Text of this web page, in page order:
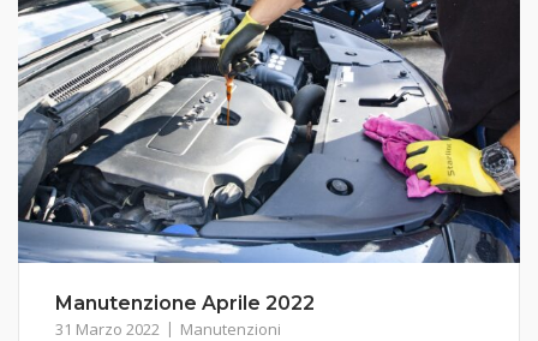
Manutenzione Aprile 2022
31 Marzo 2022 Manutenzioni